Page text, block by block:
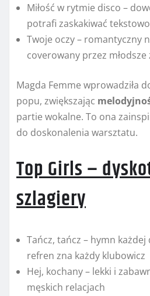
Miłość w rytmie disco –
potrafi zaskakiwać tekstowo
Twoje oczy – romantyczny
coverowany przez młodsze
Magda Femme wprowadziła
popu, zwiększając
partie wokalne. To ona
do doskonalenia warsztatu.
Top Girls –
szlagiery
Tańcz, tańcz – hymn
refren zna każdy klubowicz
Hej, kochany – lekki i
męskich relacjach